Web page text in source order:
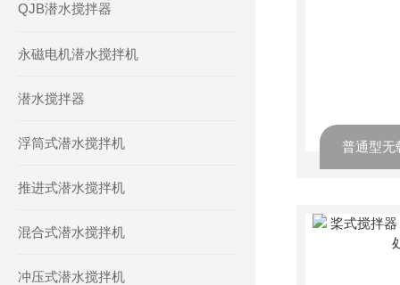
QJB潜水搅拌器
永磁电机潜水搅拌机
潜水搅拌器
浮筒式潜水搅拌机
推进式潜水搅拌机
混合式潜水搅拌机
冲压式潜水搅拌机